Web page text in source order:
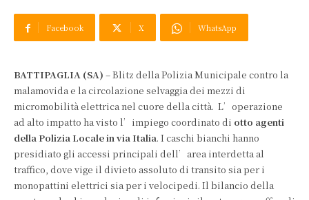
Facebook X WhatsApp
BATTIPAGLIA (SA) – Blitz della Polizia Municipale contro la
malamovida e la circolazione selvaggia dei mezzi di
micromobilità elettrica nel cuore della città. L’operazione
ad alto impatto ha visto l’impiego coordinato di otto agenti
della Polizia Locale in via Italia. I caschi bianchi hanno
presidiato gli accessi principali dell’area interdetta al
traffico, dove vige il divieto assoluto di transito sia per i
monopattini elettrici sia per i velocipedi. Il bilancio della